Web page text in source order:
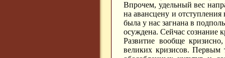
Впрочем, удельный вес
на авансцену и
была у нас загнана в
осуждена. Сейчас сознание
Развитие вообще
великих кризисов. Первым